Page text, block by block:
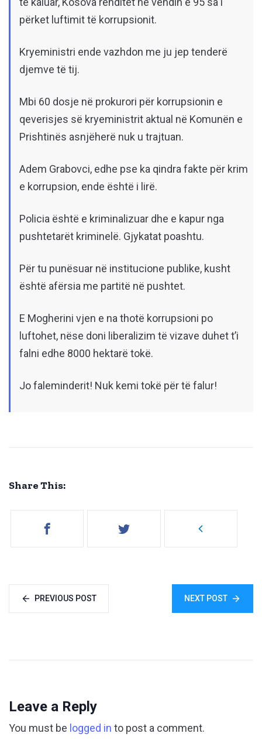
përket luftimit të korrupsionit.
Kryeministri ende vazhdon me ju jep tenderë
djemve të tij.
Mbi 60 dosje në prokurori për korrupsionin e
qeverisjes së kryeministrit aktual në Komunën e
Prishtinës asnjëherë nuk u trajtuan.
Adem Grabovci, edhe pse ka qindra fakte për krim
e korrupsion, ende është i lirë.
Policia është e kriminalizuar dhe e kapur nga
pushtetarët kriminelë. Gjykatat poashtu.
Për tu punësuar në institucione publike, kusht
është afërsia me partitë në pushtet.
E Mogherini vjen e na thotë korrupsioni po
luftohet, nëse doni liberalizim të vizave duhet t’i
falni edhe 8000 hektarë tokë.
Jo faleminderit! Nuk kemi tokë për të falur!
Share This:
PREVIOUS POST NEXT POST
Leave a Reply
You must be logged in to post a comment.